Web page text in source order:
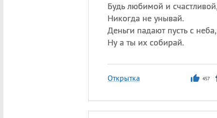
Будь любимой и
Никогда не унывай.
Деньги падают пусть с неба,
Ну а ты их собирай.
Открытка 457